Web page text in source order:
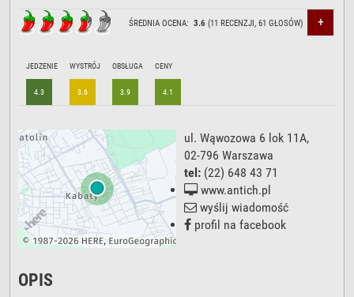
ŚREDNIA OCENA:3.6 (11 RECENZJI,61 GŁOSÓW) +
JEDZENIE
4.3
WYSTRÓJ
3.6
OBSŁUGA
3.9
CENY
4.1
ul. Wąwozowa 6 lok 11A,
02-796 Warszawa
tel: (22) 648 43 71
www.antich.pl
wyślij wiadomość
profil na facebook
OPIS